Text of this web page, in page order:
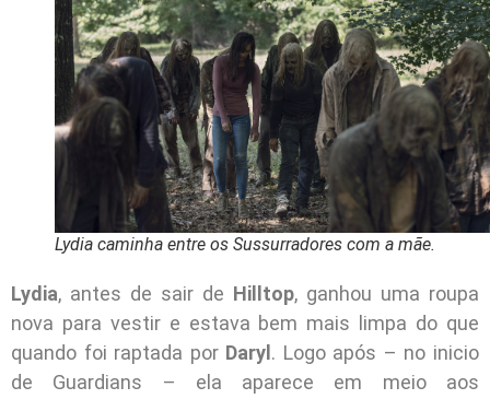
Lydia caminha entre os Sussurradores com a mãe.
Lydia, antes de sair de Hilltop, ganhou uma roupa
nova para vestir e estava bem mais limpa do que
quando foi raptada por Daryl . Logo após – no inicio
de Guardians – ela aparece em meio aos